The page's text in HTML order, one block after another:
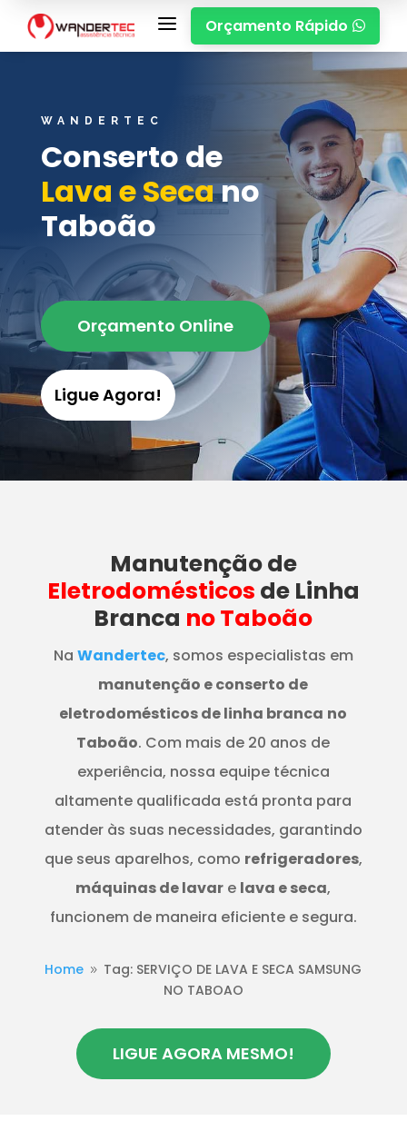
a Orçamento Rápido 
WANDERTEC
Conserto de
Lava e Secano
Taboão
Orçamento Online
Ligue Agora!
Manutençãode
Eletrodomésticos de Linha
Branca no Taboão
Na Wandertec, somos especialistas em
manutenção e conserto de
eletrodomésticos de linha branca no
Taboão. Com mais de 20 anos de
experiência, nossa equipe técnica
altamente qualificada está pronta para
atender às suas necessidades, garantindo
que seus aparelhos, como refrigeradores,
máquinas de lavar e lava e seca,
funcionem de maneira eficiente e segura.
Home 9 Tag: SERVIÇO DE LAVA E SECA SAMSUNG
NO TABOAO
LIGUE AGORA MESMO!